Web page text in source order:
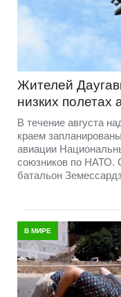
Жителей
низких
В течение августа
краем
авиации
союзников по НАТО.
батальон
В МИРЕ